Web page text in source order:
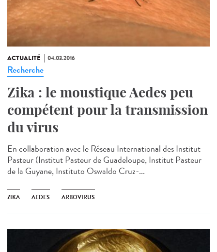
ACTUALITÉ 04.03.2016
Recherche
Zika : le moustique Aedes peu
compétent pour la transmission
du virus
En collaboration avec le Réseau International des Institut
Pasteur (Institut Pasteur de Guadeloupe, Institut Pasteur
de la Guyane, Instituto Oswaldo Cruz-...
ZIKA AEDES ARBOVIRUS